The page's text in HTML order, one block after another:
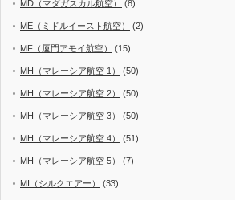
MD（マダガスカル航空） (8)
ME（ミドルイースト航空） (2)
MF（厦門アモイ航空） (15)
MH（マレーシア航空 1） (50)
MH（マレーシア航空 2） (50)
MH（マレーシア航空 3） (50)
MH（マレーシア航空 4） (51)
MH（マレーシア航空 5） (7)
MI（シルクエアー） (33)